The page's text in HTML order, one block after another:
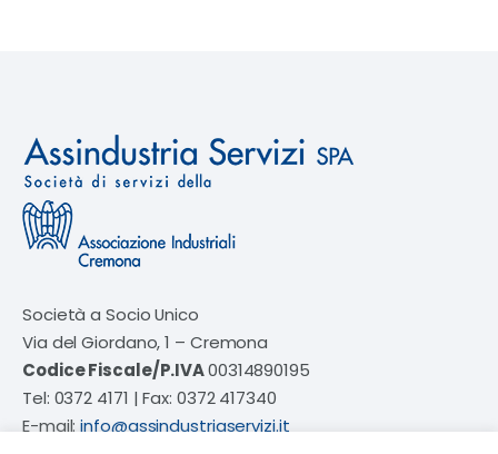
Società a Socio Unico
Via del Giordano, 1 – Cremona
Codice Fiscale/P.IVA00314890195
Tel: 0372 4171 | Fax: 0372 417340
E-mail:info@assindustriaservizi.it